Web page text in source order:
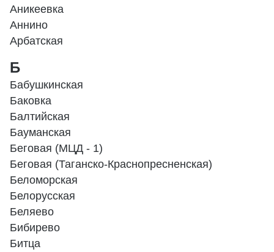
Аникеевка
Аннино
Арбатская
Б
Бабушкинская
Баковка
Балтийская
Бауманская
Беговая (МЦД - 1)
Беговая (Таганско-Краснопресненская)
Беломорская
Белорусская
Беляево
Бибирево
Битца